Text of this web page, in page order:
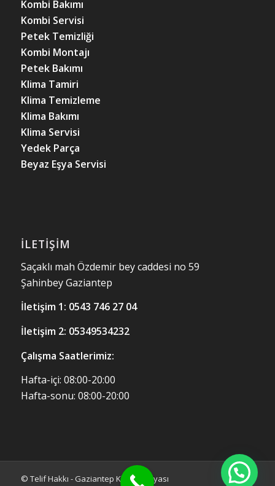
Kombi Bakımı
Kombi Servisi
Petek Temizliği
Kombi Montajı
Petek Bakımı
Klima Tamiri
Klima Temizleme
Klima Bakımı
Klima Servisi
Yedek Parça
Beyaz Eşya Servisi
İLETIŞIM
Saçaklı mah Özdemir bey caddesi no 59
Şahinbey Gaziantep
İletişim 1: 0543 746 27 04
İletişim 2: 05349534232
Çalışma Saatlerimiz:
Hafta-içi: 08:00-20:00
Hafta-sonu: 08:00-20:00
© Telif Hakkı - Gaziantep Klima Dünyası